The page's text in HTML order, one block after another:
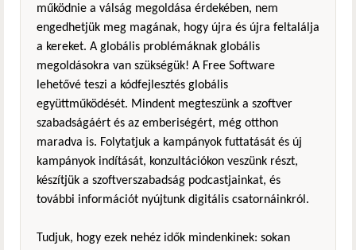
működnie a válság megoldása érdekében, nem
engedhetjük meg magának, hogy újra és újra feltalálja
a kereket. A globális problémáknak globális
megoldásokra van szükségük! A Free Software
lehetővé teszi a kódfejlesztés globális
együttműködését. Mindent megteszünk a szoftver
szabadságáért és az emberiségért, még otthon
maradva is. Folytatjuk a kampányok futtatását és új
kampányok indítását, konzultációkon veszünk részt,
készítjük a szoftverszabadság podcastjainkat, és
további információt nyújtunk digitális csatornáinkról.
Tudjuk, hogy ezek nehéz idők mindenkinek: sokan